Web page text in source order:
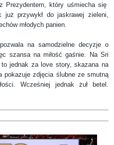
Prezydentem, który uśmiecha się
przywykł do jaskrawej zieleni,
młodych panien.
na samodzielne decyzje o
szansa na miłość gaśnie. Na Sri
jednak za love story, skazana na
pokazuje zdjęcia ślubne ze smutną
Wcześniej jednak żuł betel.